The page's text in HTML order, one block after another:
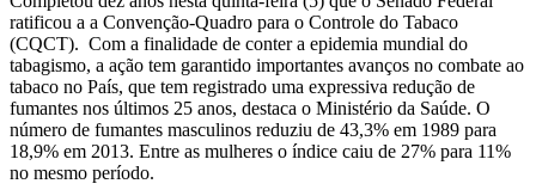
ratificou a a Convenção-Quadro para o Controle do Tabaco
(CQCT). Com a finalidade de conter a epidemia mundial do
tabagismo, a ação tem garantido importantes avanços no combate ao
tabaco no País, que tem registrado uma expressiva redução de
fumantes nos últimos 25 anos, destaca o Ministério da Saúde. O
número de fumantes masculinos reduziu de 43,3% em 1989 para
18,9% em 2013. Entre as mulheres o índice caiu de 27% para 11%
no mesmo período.